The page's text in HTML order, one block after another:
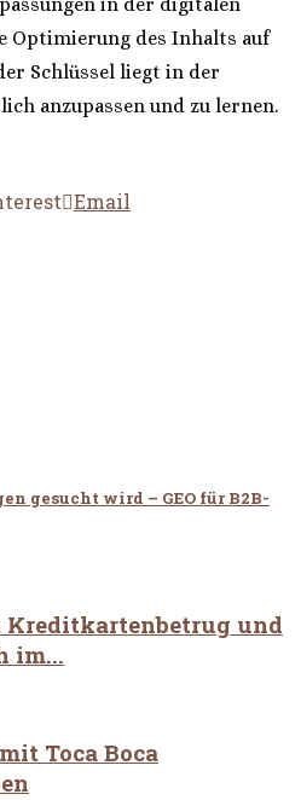
Optimierung des Inhalts auf
Schlüssel liegt in der
anzupassen und zu lernen.
Email
gesucht wird – GEO für B2B-
und
im...
Toca Boca